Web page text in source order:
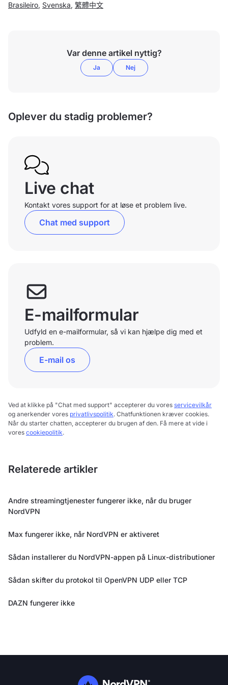
Brasileiro, Svenska, 繁體中文
Var denne artikel nyttig?
Ja Nej
Oplever du stadig problemer?
Live chat
Kontakt vores support for at løse et problem live.
Chat med support
E-mailformular
Udfyld en e-mailformular, så vi kan hjælpe dig med et
problem.
E-mail os
Ved at klikke på "Chat med support" accepterer du vores servicevilkår
og anerkender vores privatlivspolitik. Chatfunktionen kræver cookies.
Når du starter chatten, accepterer du brugen af den. Få mere at vide i
vores cookiepolitik.
Relaterede artikler
Andre streamingtjenester fungerer ikke, når du bruger
NordVPN
Max fungerer ikke, når NordVPN er aktiveret
Sådan installerer du NordVPN-appen på Linux-distributioner
Sådan skifter du protokol til OpenVPN UDP eller TCP
DAZN fungerer ikke